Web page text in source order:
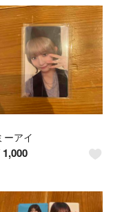
ーアイ
1,000